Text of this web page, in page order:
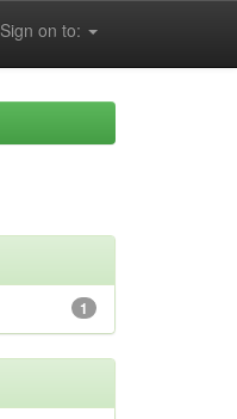
Sign on to:
1